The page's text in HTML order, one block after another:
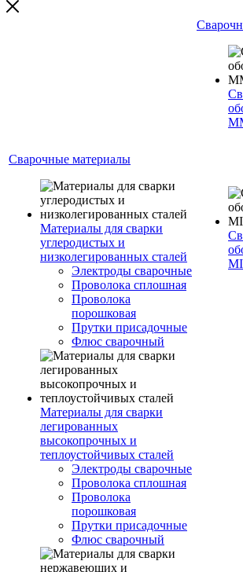
Сварочные материалы
Материалы для сварки
углеродистых и
низколегированных сталей
Электроды сварочные
Проволока сплошная
Проволока
порошковая
Прутки присадочные
Флюс сварочный
Материалы для сварки
легированных
высокопрочных и
теплоустойчивых сталей
Электроды сварочные
Проволока сплошная
Проволока
порошковая
Прутки присадочные
Флюс сварочный